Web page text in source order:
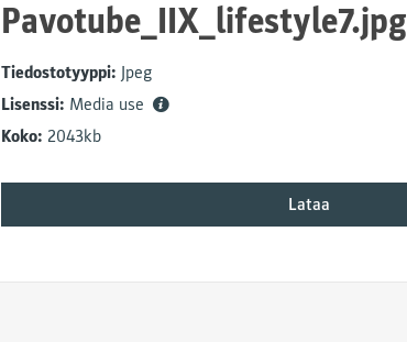
Pavotube_IIX_lifestyle7.jpg
Tiedostotyyppi: Jpeg
Lisenssi: Media use
Koko: 2043kb
Lataa